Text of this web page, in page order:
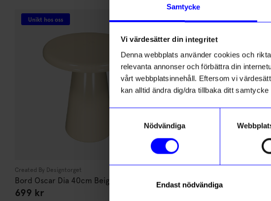
Samtycke
Vi värdesätter din integritet
Denna webbplats använder cookies och
relevanta annonser och förbättra din
vårt webbplatsinnehåll. Eftersom vi
kan alltid ändra dig/dra tillbaka ditt
Nödvändiga
Endast nödvändiga
Unikt hos oss
Created By Designtorget
Bord Oscar Dia 40cm Beige
699 kr
Unikt hos oss
Bord Oscar Dia 34,5cm